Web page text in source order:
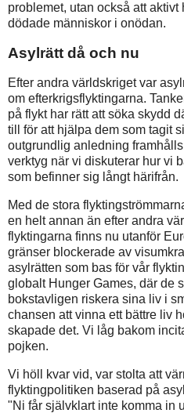
problemet, utan också att
dödade människor i onödan.
Asylrätt då och nu
Efter andra världskriget var
om efterkrigsflyktingarna.
på flykt har rätt att söka skydd
till för att hjälpa dem som tagit
outgrundlig anledning
verktyg när vi diskuterar hur vi
som befinner sig långt härifrån.
Med de stora
en helt annan än efter andra
flyktingarna finns nu utanför
gränser blockerade av
asylrätten som bas för vår
globalt Hunger Games, där de
bokstavligen riskera sina liv i
chansen att vinna ett bättre liv
skapade det. Vi låg bakom
pojken.
Vi höll kvar vid, var stolta att
flyktingpolitiken baserad på
"Ni får självklart inte komma in